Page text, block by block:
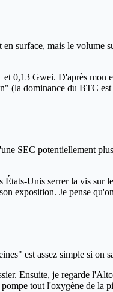
surface, mais le volume
0,13 Gwei. D'après mon
(la dominance du BTC
SEC potentiellement
Unis serrer la vis sur
exposition. Je pense
est assez simple si on
Ensuite, je regarde
tout l'oxygène de la